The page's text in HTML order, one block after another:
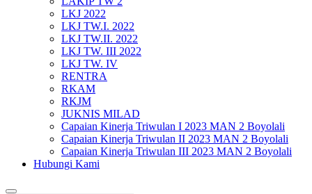
LKJ 2022
LKJ TW.I. 2022
LKJ TW.II. 2022
LKJ TW. III 2022
LKJ TW. IV
RENTRA
RKAM
RKJM
JUKNIS MILAD
Capaian Kinerja Triwulan I 2023 MAN 2 Boyolali
Capaian Kinerja Triwulan II 2023 MAN 2 Boyolali
Capaian Kinerja Triwulan III 2023 MAN 2 Boyolali
Hubungi Kami